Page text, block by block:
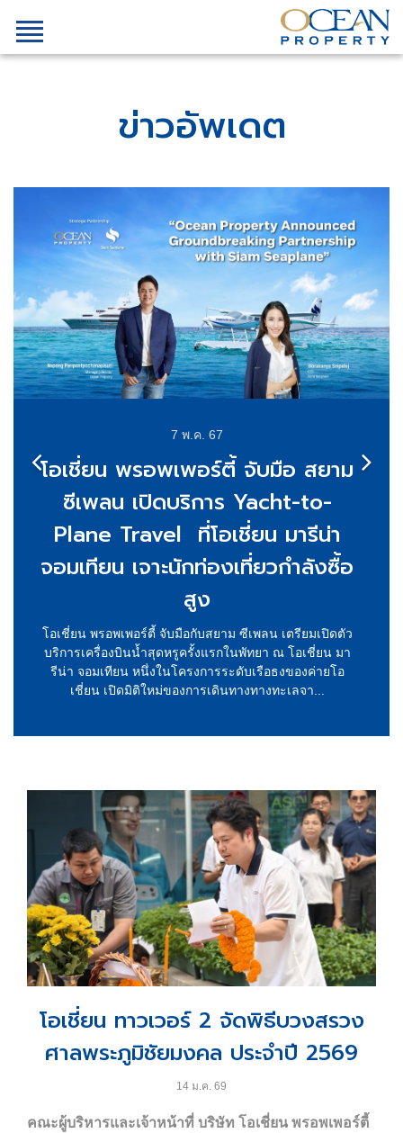
ข่าวอัพเดต
7 พ.ค. 67
โอเชี่ยน พรอพเพอร์ตี้ จับมือ สยาม
ซีเพลน เปิดบริการ Yacht-to-
Plane Travel ที่โอเชี่ยน มารีน่า
จอมเทียน เจาะนักท่องเที่ยวกำลังซื้อ
สูง
โอเชี่ยน พรอพเพอร์ตี้ จับมือกับสยาม ซีเพลน เตรียมเปิดตัว
บริการเครื่องบินน้ำสุดหรูครั้งแรกในพัทยา ณ โอเชี่ยน มา
รีน่า จอมเทียน หนึ่งในโครงการระดับเรือธงของค่ายโอ
เชี่ยน เปิดมิติใหม่ของการเดินทางทางทะเลจา...
โอเชี่ยน ทาวเวอร์ 2 จัดพิธีบวงสรวง
ศาลพระภูมิชัยมงคล ประจำปี 2569
14 ม.ค. 69
คณะผู้บริหารและเจ้าหน้าที่ บริษัท โอเชี่ยน พรอพเพอร์ตี้